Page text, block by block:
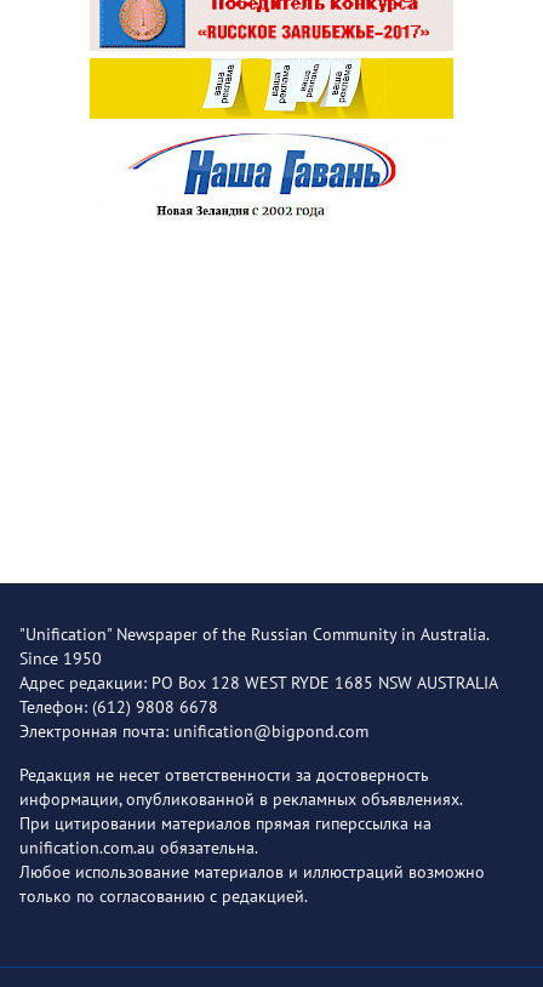
"Unification" Newspaper of the Russian Community in Australia.
Since 1950
Адрес редакции: PO Box 128 WEST RYDE 1685 NSW AUSTRALIA
Телефон: (612) 9808 6678
Электронная почта: unification@bigpond.com
Редакция не несет ответственности за достоверность
информации, опубликованной в рекламных объявлениях.
При цитировании материалов прямая гиперссылка на
unification.com.au обязательна.
Любое использование материалов и иллюстраций возможно
только по согласованию с редакцией.